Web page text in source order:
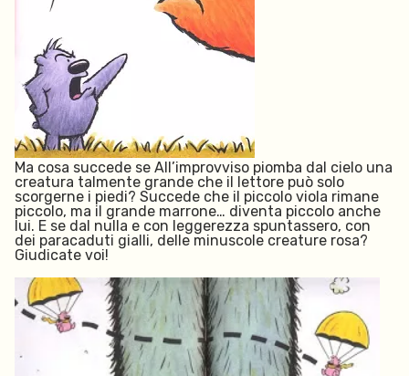
Ma cosa succede se All’improvviso piomba dal cielo una
creatura talmente grande che il lettore può solo
scorgerne i piedi? Succede che il piccolo viola rimane
piccolo, ma il grande marrone… diventa piccolo anche
lui. E se dal nulla e con leggerezza spuntassero, con
dei paracaduti gialli, delle minuscole creature rosa?
Giudicate voi!